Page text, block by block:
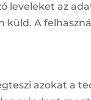
leveleket az
küld. A
azokat a